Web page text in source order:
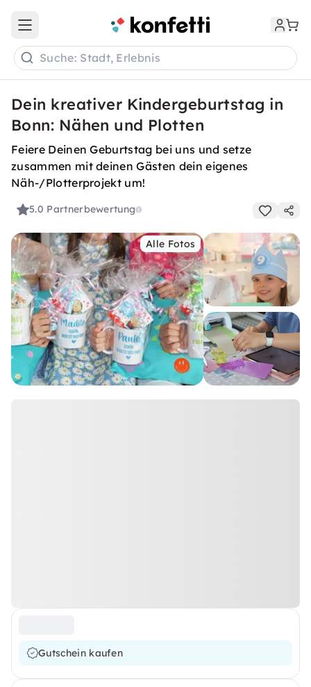
Open main menu
Suche: Stadt, Erlebnis
Dein kreativer Kindergeburtstag in
Bonn: Nähen und Plotten
Feiere Deinen Geburtstag bei uns und setze
zusammen mit deinen Gästen dein eigenes
Näh-/Plotterprojekt um!
5.0 Partnerbewertung
Alle Fotos
Gutschein kaufen